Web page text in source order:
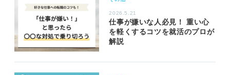
2026.5.21
仕事が嫌いな人必見！ 重い心
を軽くするコツを就活のプロが
解説